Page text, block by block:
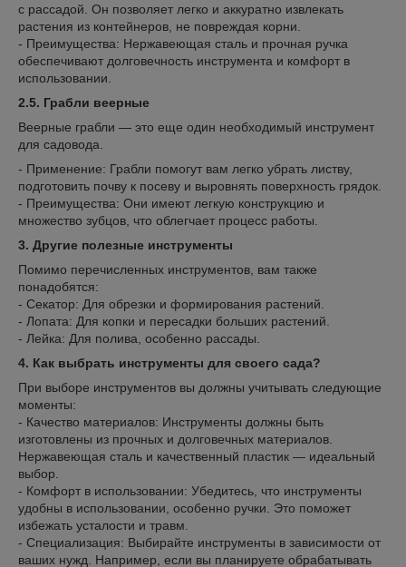
с рассадой. Он позволяет легко и аккуратно извлекать
растения из контейнеров, не повреждая корни.
- Преимущества: Нержавеющая сталь и прочная ручка
обеспечивают долговечность инструмента и комфорт в
использовании.
2.5. Грабли веерные
Веерные грабли — это еще один необходимый инструмент
для садовода.
- Применение: Грабли помогут вам легко убрать листву,
подготовить почву к посеву и выровнять поверхность грядок.
- Преимущества: Они имеют легкую конструкцию и
множество зубцов, что облегчает процесс работы.
3. Другие полезные инструменты
Помимо перечисленных инструментов, вам также
понадобятся:
- Секатор: Для обрезки и формирования растений.
- Лопата: Для копки и пересадки больших растений.
- Лейка: Для полива, особенно рассады.
4. Как выбрать инструменты для своего сада?
При выборе инструментов вы должны учитывать следующие
моменты:
- Качество материалов: Инструменты должны быть
изготовлены из прочных и долговечных материалов.
Нержавеющая сталь и качественный пластик — идеальный
выбор.
- Комфорт в использовании: Убедитесь, что инструменты
удобны в использовании, особенно ручки. Это поможет
избежать усталости и травм.
- Специализация: Выбирайте инструменты в зависимости от
ваших нужд. Например, если вы планируете обрабатывать